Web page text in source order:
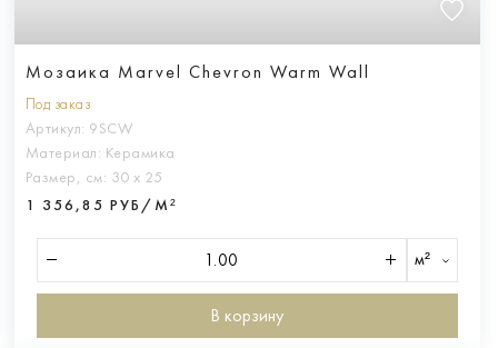
Мозаика Marvel Chevron Warm Wall
Под заказ
Артикул: 9SCW
Материал: Керамика
Размер, см: 30 х 25
1 356,85 РУБ/М²
м²
В корзину